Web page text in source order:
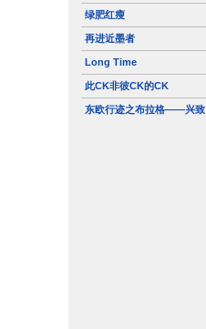
绿肥红瘦
再进近墨者
Long Time
此CK非彼CK的CK
东欧行迹之布拉格——兴致